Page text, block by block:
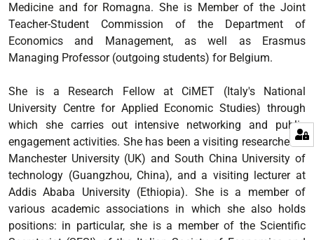
Medicine and for Romagna. She is Member of the Joint
Teacher-Student Commission of the Department of
Economics and Management, as well as Erasmus
Managing Professor (outgoing students) for Belgium.
She is a Research Fellow at CiMET (Italy's National
University Centre for Applied Economic Studies) through
which she carries out intensive networking and public
engagement activities. She has been a visiting researcher at
Manchester University (UK) and South China University of
technology (Guangzhou, China), and a visiting lecturer at
Addis Ababa University (Ethiopia). She is a member of
various academic associations in which she also holds
positions: in particular, she is a member of the Scientific